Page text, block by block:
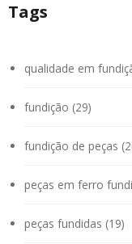
Tags
qualidade em
fundição (29)
fundição de peças
peças em ferro
peças fundidas (19)